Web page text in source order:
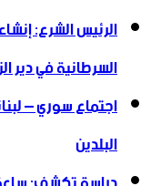
الرئيس الشرع:
السرطانية في دير
اجتماع سوري –
البلدين